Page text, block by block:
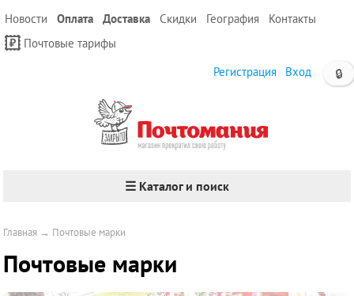
Новости Оплата Доставка Скидки География
Контакты
Почтовые тарифы
🔒
Регистрация Вход
☰ Каталог и поиск
Главная → Почтовые марки
Почтовые марки